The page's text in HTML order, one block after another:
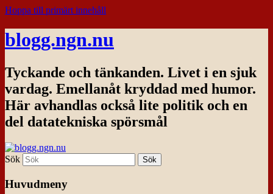
Hoppa till primärt innehåll
blogg.ngn.nu
Tyckande och tänkanden. Livet i en sjuk
vardag. Emellanåt kryddad med humor.
Här avhandlas också lite politik och en
del datatekniska spörsmål
Sök
Huvudmeny